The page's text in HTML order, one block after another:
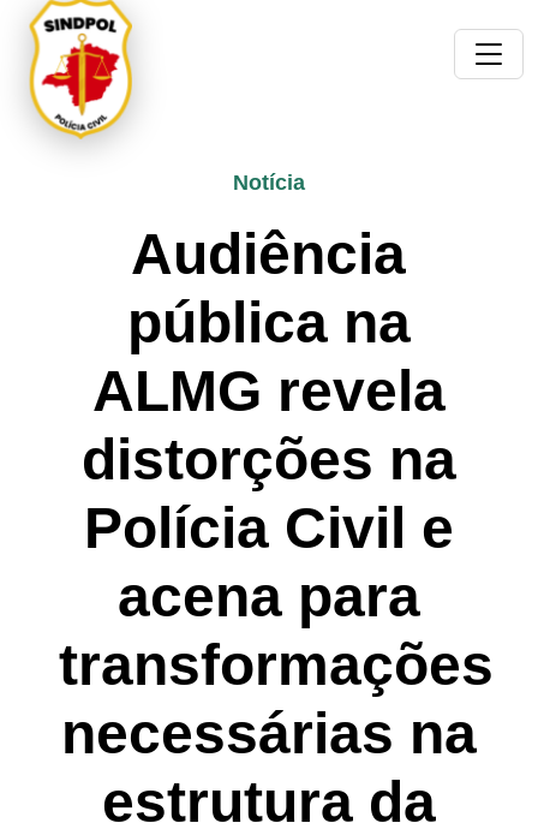
Notícia
Audiência
pública na
ALMG revela
distorções na
Polícia Civil e
acena para
transformações
necessárias na
estrutura da